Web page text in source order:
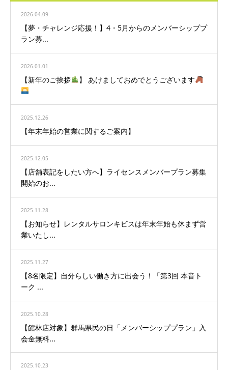
2026.04.09
【夢・チャレンジ応援！】4・5月からのメンバーシッププ
ラン募...
2026.01.01
【新年のご挨拶 】 あけましておめでとうございます
2025.12.26
【年末年始の営業に関するご案内】
2025.12.05
【店舗表記をしたい方へ】ライセンスメンバープラン募集
開始のお...
2025.11.28
【お知らせ】レンタルサロンキビスは年末年始も休まず営
業いたし...
2025.11.27
【8名限定】自分らしい働き方に出会う！「第3回 本音ト
ーク ...
2025.10.28
【館林店対象】群馬県民の日「メンバーシッププラン」入
会金無料...
2025.10.23